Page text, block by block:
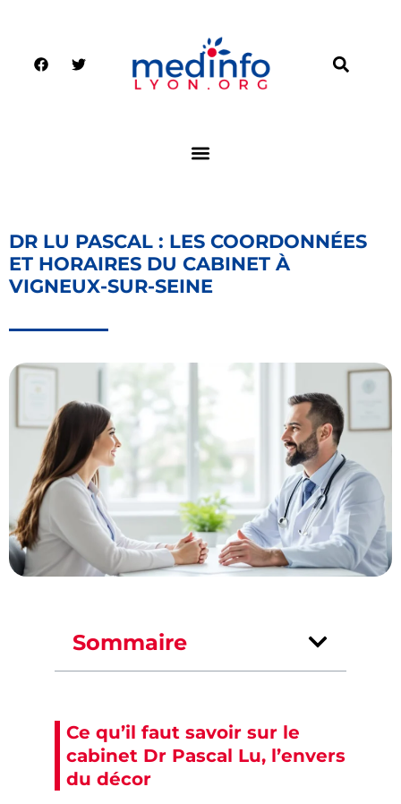
DR LU PASCAL : LES COORDONNÉES
ET HORAIRES DU CABINET À
VIGNEUX-SUR-SEINE
Sommaire
Ce qu’il faut savoir sur le
cabinet Dr Pascal Lu, l’envers
du décor